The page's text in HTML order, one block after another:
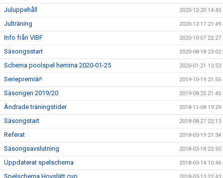
Juluppehåll 2020-12-20 14:45
Julträning 2020-12-17 21:49
Info från VIBF 2020-10-07 22:27
Säsongsstart 2020-08-18 23:02
Schema poolspel hemma 2020-01-25 2020-01-21 12:53
Seriepremiär! 2019-10-19 21:55
Säsongen 2019/20 2019-08-25 21:45
Ändrade träningstider 2018-11-08 19:29
Säsongstart 2018-08-27 22:13
Referat 2018-03-19 21:34
Säsongsavslutning 2018-03-18 22:50
Uppdaterat spelschema 2018-03-14 10:46
Spelschema Hovslätt cup